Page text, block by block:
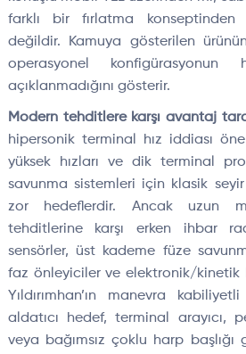
farklı bir fırlatma
değildir. Kamuya gösterilen
operasyonel
açıklanmadığını gösterir.
Modern tehditlere karşı avantaj
hipersonik terminal hız iddiası
yüksek hızları ve dik terminal
savunma sistemleri için klasik
zor hedeflerdir. Ancak uzun
tehditlerine karşı erken ihbar
sensörler, üst kademe füze
faz önleyiciler ve elektronik/kinetik
Yıldırımhan’ın manevra
aldatıcı hedef, terminal arayıcı,
veya bağımsız çoklu harp başlığı